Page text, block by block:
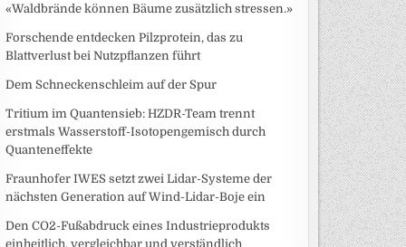
«Waldbrände können Bäume zusätzlich stressen.»
Forschende entdecken Pilzprotein, das zu
Blattverlust bei Nutzpflanzen führt
Dem Schneckenschleim auf der Spur
Tritium im Quantensieb: HZDR-Team trennt
erstmals Wasserstoff-Isotopengemisch durch
Quanteneffekte
Fraunhofer IWES setzt zwei Lidar-Systeme der
nächsten Generation auf Wind-Lidar-Boje ein
Den CO2-Fußabdruck eines Industrieprodukts
einheitlich, vergleichbar und verständlich